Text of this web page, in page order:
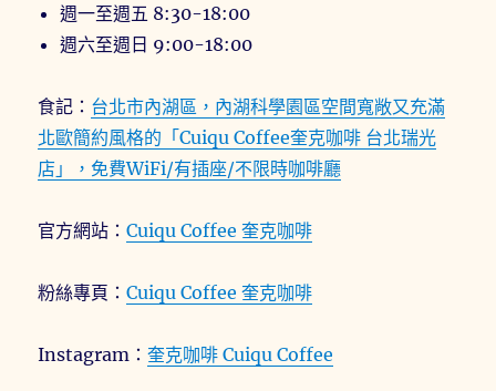
週一至週五 8:30-18:00
週六至週日 9:00-18:00
食記： 台北市內湖區，內湖科學園區空間寬敞又充滿
北歐簡約風格的「Cuiqu Coffee奎克咖啡 台北瑞光
店」，免費WiFi/有插座/不限時咖啡廳
官方網站：Cuiqu Coffee 奎克咖啡
粉絲專頁：Cuiqu Coffee 奎克咖啡
Instagram：奎克咖啡 Cuiqu Coffee